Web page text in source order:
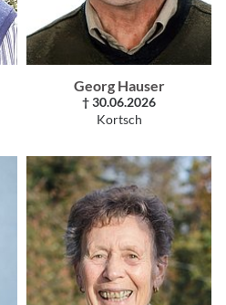
Georg Hauser
† 30.06.2026
Kortsch